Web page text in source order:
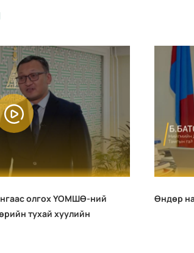
олгох ҮОМШӨ-ний
тухай хуулийн
Өндөр